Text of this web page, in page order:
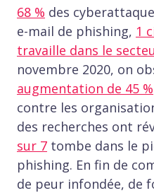
68 % des
e-mail de phishing, 1
travaille dans le
novembre 2020, on
augmentation de 45 %
contre les
des recherches ont
sur 7 tombe dans le
phishing. En fin de
de peur infondée, de